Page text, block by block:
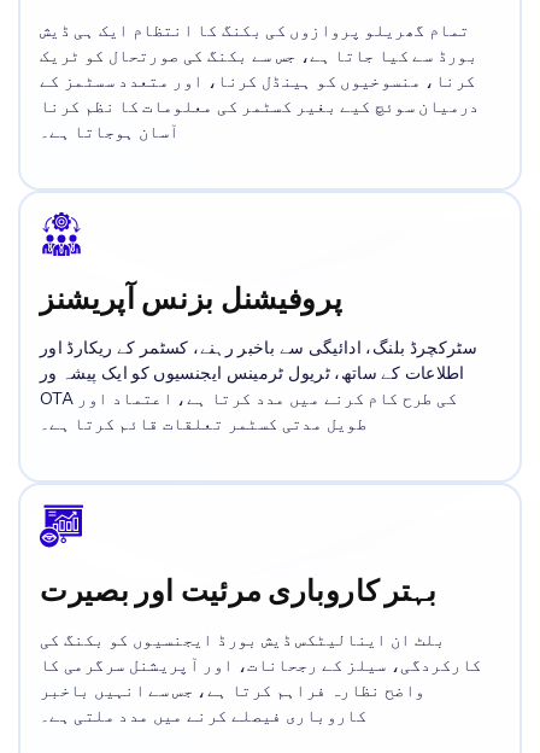
تمام گھریلو پروازوں کی بکنگ کا انتظام ایک ہی ڈیش
بورڈ سے کیا جاتا ہے، جس سے بکنگ کی صورتحال کو ٹریک
کرنا، منسوخیوں کو ہینڈل کرنا، اور متعدد سسٹمز کے
درمیان سوئچ کیے بغیر کسٹمر کی معلومات کا نظم کرنا
آسان ہوجاتا ہے۔
پروفیشنل بزنس آپریشنز
سٹرکچرڈ بلنگ، ادائیگی سے باخبر رہنے، کسٹمر کے ریکارڈ اور
اطلاعات کے ساتھ، ٹریول ٹرمینس ایجنسیوں کو ایک پیشہ ور
OTA کی طرح کام کرنے میں مدد کرتا ہے، اعتماد اور
طویل مدتی کسٹمر تعلقات قائم کرتا ہے۔
بہتر کاروباری مرئیت اور بصیرت
بلٹ ان اینالیٹکس ڈیش بورڈ ایجنسیوں کو بکنگ کی
کارکردگی، سیلز کے رجحانات، اور آپریشنل سرگرمی کا
واضح نظارہ فراہم کرتا ہے، جس سے انہیں باخبر
کاروباری فیصلے کرنے میں مدد ملتی ہے۔